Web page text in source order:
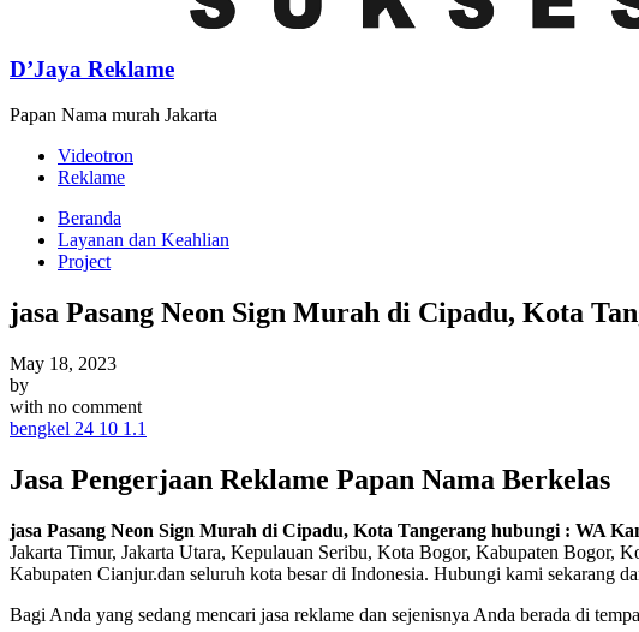
D’Jaya Reklame
Papan Nama murah Jakarta
Videotron
Reklame
Beranda
Layanan dan Keahlian
Project
jasa Pasang Neon Sign Murah di Cipadu, Kota
May 18, 2023
by
with no comment
bengkel 24 10 1.1
Jasa Pengerjaan Reklame Papan Nama Berkelas
jasa Pasang Neon Sign Murah di Cipadu, Kota Tangerang hubungi : WA
Jakarta Timur, Jakarta Utara, Kepulauan Seribu, Kota Bogor, Kabupaten Bogor,
Kabupaten Cianjur.dan seluruh kota besar di Indonesia. Hubungi kami sekarang
Bagi Anda yang sedang mencari jasa reklame dan sejenisnya Anda berada di